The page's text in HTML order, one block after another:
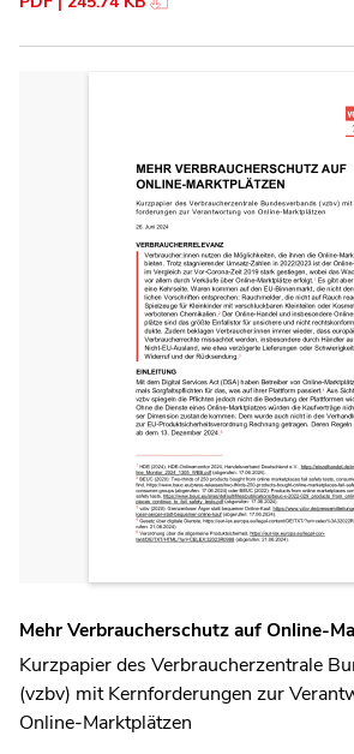
Mehr Verbraucherschutz auf Online-
Kurzpapier des Verbraucherzentrale
(vzbv) mit Kernforderungen zur
Online-Marktplätzen